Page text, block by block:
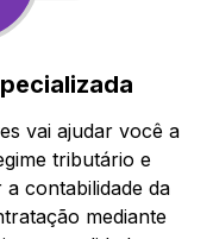
vai ajudar você a
tributário e
contabilidade da
mediante